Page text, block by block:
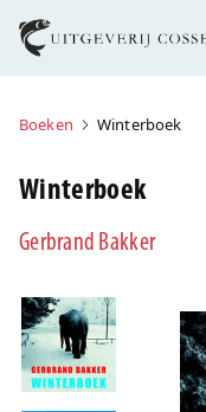
Boeken Winterboek
Winterboek
Gerbrand Bakker